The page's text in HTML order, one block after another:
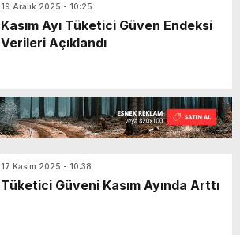
19 Aralık 2025 - 10:25
Kasım Ayı Tüketici Güven Endeksi
Verileri Açıklandı
17 Kasım 2025 - 10:38
Tüketici Güveni Kasım Ayında Arttı